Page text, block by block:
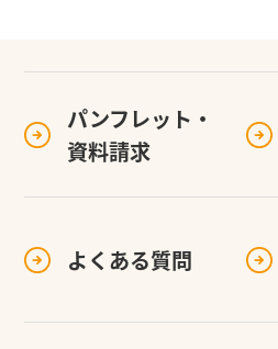
パンフレット・
資料請求
よくある質問